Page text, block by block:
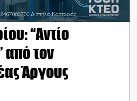
“Αντίο
από τον
Άργους